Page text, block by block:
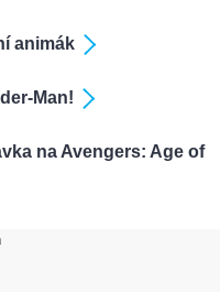
animák
Man!
na Avengers: Age of